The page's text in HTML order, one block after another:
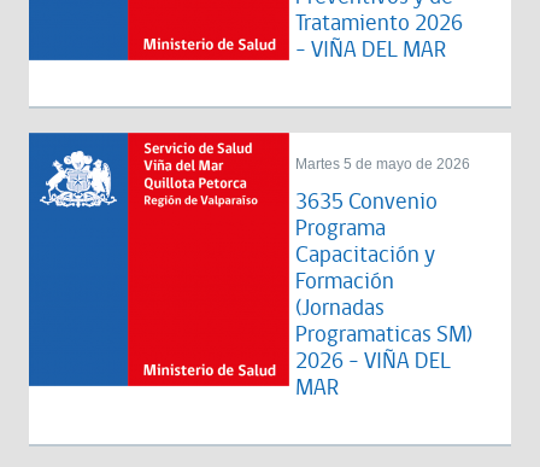
Tratamiento 2026
- VIÑA DEL MAR
Martes 5 de mayo de 2026
3635 Convenio
Programa
Capacitación y
Formación
(Jornadas
Programaticas SM)
2026 - VIÑA DEL
MAR